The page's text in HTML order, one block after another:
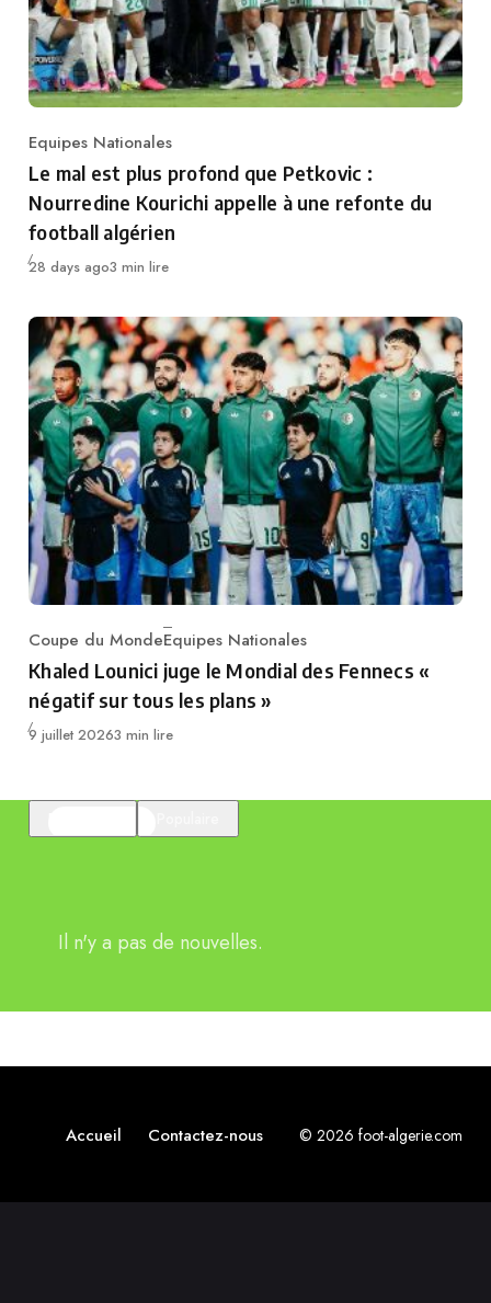
Category
Equipes Nationales
Le mal est plus profond que Petkovic :
Nourredine Kourichi appelle à une refonte du
football algérien
Publié
28 days ago3 min lire
Category
Coupe du MondeEquipes Nationales
Khaled Lounici juge le Mondial des Fennecs «
négatif sur tous les plans »
Publié
9 juillet 20263 min lire
Il n'y a pas de nouvelles.
Accueil Contactez-nous © 2026 foot-algerie.com